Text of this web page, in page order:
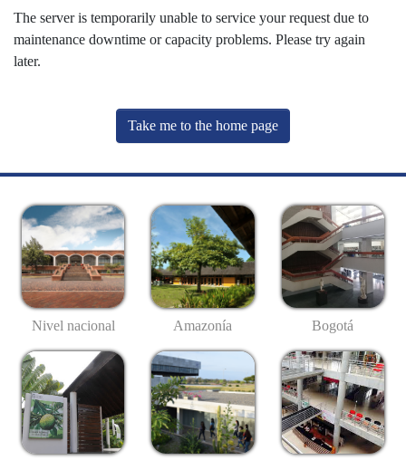
The server is temporarily unable to service your request due to
maintenance downtime or capacity problems. Please try again
later.
Take me to the home page
Nivel nacional Amazonía Bogotá